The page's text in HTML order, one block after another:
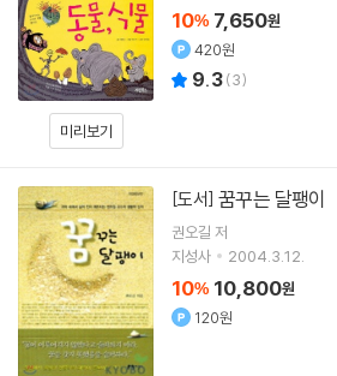
미리보기
10% 7,650원
420원
9.3(3)
[도서] 꿈꾸는 달팽이
권오길 저
지성사
2004.3.12.
10% 10,800원
120원